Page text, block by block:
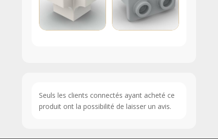
Seuls les clients connectés ayant acheté ce
produit ont la possibilité de laisser un avis.